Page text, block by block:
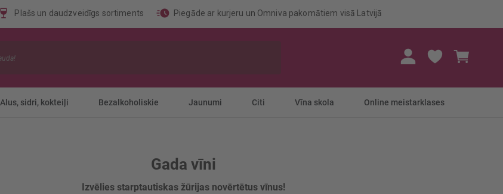
Plašs un daudzveidīgs sortiments Piegāde ar kurjeru un Omniva pakomātiem visā Latvijā
Alus, sidri, kokteiļi Bezalkoholiskie Jaunumi Citi Vīna skola Online meistarklases
Gada vīni
Izvēlies starptautiskas žūrijas novērtētus vīnus!